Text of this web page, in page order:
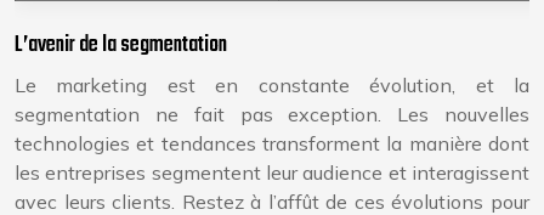
L’avenir de la segmentation
Le marketing est en constante évolution, et la
segmentation ne fait pas exception. Les nouvelles
technologies et tendances transforment la manière dont
les entreprises segmentent leur audience et interagissent
avec leurs clients. Restez à l’affût de ces évolutions pour